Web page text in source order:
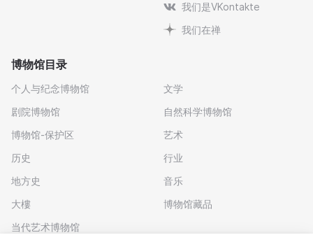
我们是VKontakte
我们在禅
博物馆目录
个人与纪念博物馆
剧院博物馆
博物馆-保护区
历史
地方史
大樓
当代艺术博物馆
文学
自然科学博物馆
艺术
行业
音乐
博物馆藏品